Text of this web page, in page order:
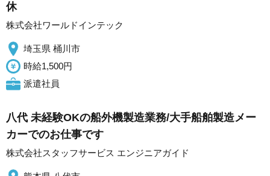
休
株式会社ワールドインテック
埼玉県 桶川市
時給1,500円
派遣社員
八代 未経験OKの船外機製造業務/大手船舶製造メー
カーでのお仕事です
株式会社スタッフサービス エンジニアガイド